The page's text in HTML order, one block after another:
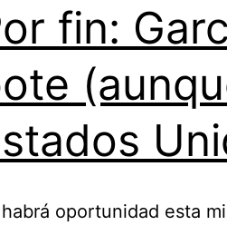
fin:
oportunidad esta